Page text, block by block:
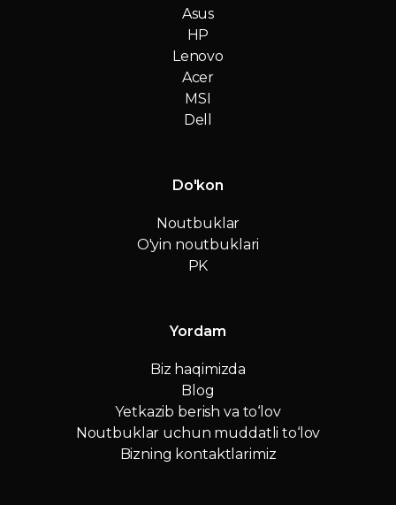
Asus
HP
Lenovo
Acer
MSI
Dell
Do'kon
Noutbuklar
O'yin noutbuklari
PK
Yordam
Biz haqimizda
Blog
Yetkazib berish va to‘lov
Noutbuklar uchun muddatli to‘lov
Bizning kontaktlarimiz